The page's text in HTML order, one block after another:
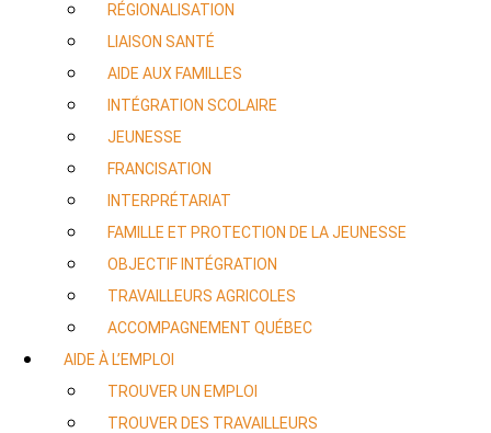
RÉGIONALISATION
LIAISON SANTÉ
AIDE AUX FAMILLES
INTÉGRATION SCOLAIRE
JEUNESSE
FRANCISATION
INTERPRÉTARIAT
FAMILLE ET PROTECTION DE LA JEUNESSE
OBJECTIF INTÉGRATION
TRAVAILLEURS AGRICOLES
ACCOMPAGNEMENT QUÉBEC
AIDE À L’EMPLOI
TROUVER UN EMPLOI
TROUVER DES TRAVAILLEURS